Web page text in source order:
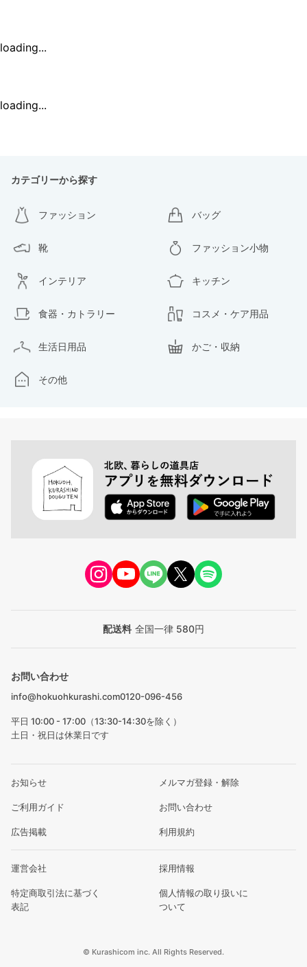
loading...
loading...
カテゴリーから探す
ファッション バッグ
靴 ファッション小物
インテリア キッチン
食器・カトラリー コスメ・ケア用品
生活日用品 かご・収納
その他
配送料 全国一律 580円
お問い合わせ
info@hokuohkurashi.com0120-096-456
平日 10:00 - 17:00（13:30-14:30を除く）
土日・祝日は休業日です
お知らせ メルマガ登録・解除
ご利用ガイド お問い合わせ
広告掲載 利用規約
運営会社 採用情報
特定商取引法に基づく
表記
個人情報の取り扱いに
ついて
© Kurashicom inc. All Rights Reserved.